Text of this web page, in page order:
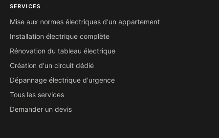
SERVICES
Mise aux normes électriques d'un appartement
Installation électrique complète
Rénovation du tableau électrique
Création d'un circuit dédié
Dépannage électrique d'urgence
Tous les services
Demander un devis